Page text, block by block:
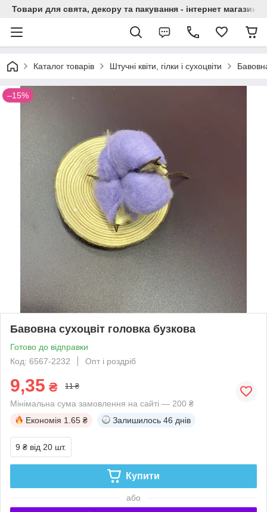
Товари для свята, декору та пакування - інтернет магазин
Каталог товарів Штучні квіти, гілки і сухоцвіти
–15%
Бавовна сухоцвіт головка бузкова
Готово до відправки
Код: 6567-2232
Опт і роздріб
9,35 ₴ 11 ₴
Мінімальна сума замовлення на сайті — 200 ₴
Економія 1.65 ₴ Залишилось 46 днів
9 ₴ від 20 шт.
Купити
або